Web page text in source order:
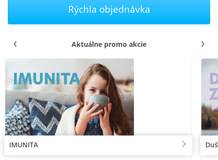
Rýchla objednávka
Aktuálne promo akcie
IMUNITA